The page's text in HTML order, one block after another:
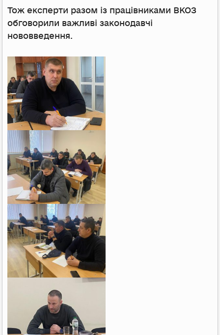
Тож експерти разом із працівниками ВКОЗ
обговорили важливі законодавчі
нововведення.